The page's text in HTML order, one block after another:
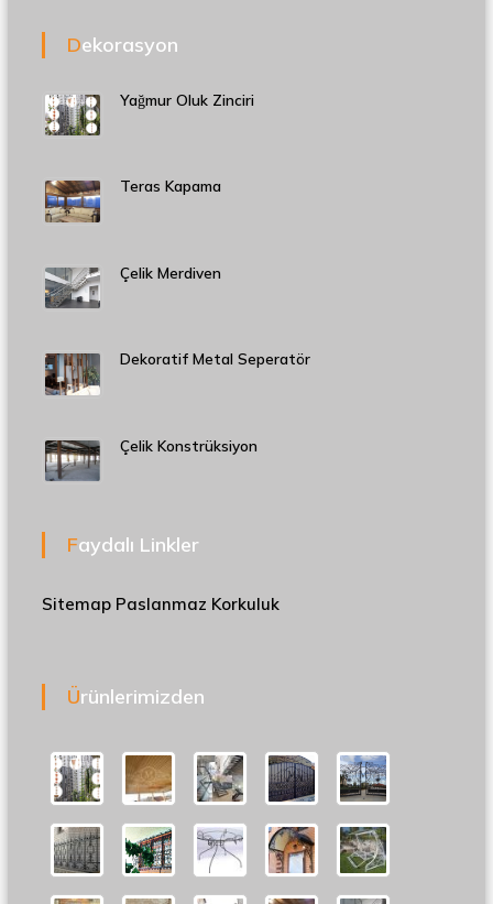
Dekorasyon
Yağmur Oluk Zinciri
Teras Kapama
Çelik Merdiven
Dekoratif Metal Seperatör
Çelik Konstrüksiyon
Faydalı Linkler
Sitemap Paslanmaz Korkuluk
Ürünlerimizden